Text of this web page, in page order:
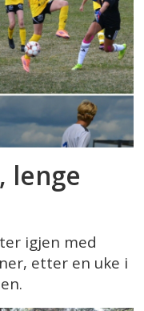
lenge
igjen med
etter en uke i